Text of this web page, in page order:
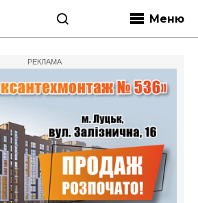
Меню
РЕКЛАМА